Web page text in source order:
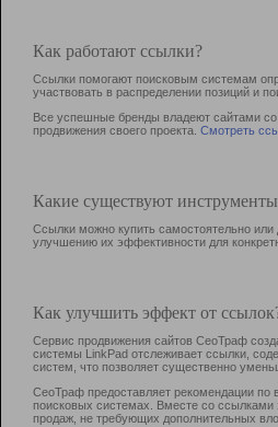
Как работают ссылки?
Ссылки помогают поисковым системам
участвовать в раcпределении позиций и
Все успешные бренды владеют сайтами
продвижения своего проекта. Смотреть
Какие существуют
Ссылки можно купить самостоятельно
улучшению их эффективности для
Как улучшить эффект от
Сервис продвижения сайтов СеоТраф
системы LinkPad отслеживает ссылки,
систем, что позволяет существенно
СеоТраф предоставляет рекомендации по
поисковых системах. Вместе со ссылками
продаж, не требующих дополнительных